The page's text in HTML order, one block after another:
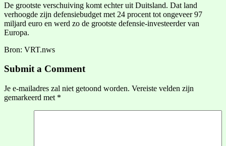
De grootste verschuiving komt echter uit Duitsland. Dat land
verhoogde zijn defensiebudget met 24 procent tot ongeveer 97
miljard euro en werd zo de grootste defensie-investeerder van
Europa.
Bron: VRT.nws
Submit a Comment
Je e-mailadres zal niet getoond worden. Vereiste velden zijn
gemarkeerd met *